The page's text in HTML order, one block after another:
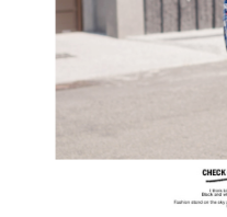
３．收到繳費通知簡訊後14天內
ATM／網路銀行／等多元方式進
※ 請注意：結帳手續完成當下不
購買商品的店家。未經商家同意
後付繳納相關費用。
※ 交易是否成功請以「AFTEE先
是否繳費成功／繳費後需取消欲
https://
１．透過由恩沛科技股份有限公
每筆NT$80，滿NT$1,800(含
每筆NT$80，滿NT$1,800(含
每筆NT$80，滿NT$1,800(含